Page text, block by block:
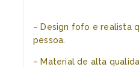
– Design fofo e realista
pessoa.
– Material de alta